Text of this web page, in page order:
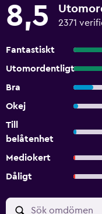
8,5 2371
Fantastiskt
Utomordentligt
Bra
Okej
Till
belåtenhet
Mediokert
Dåligt